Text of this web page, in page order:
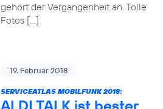
gehört der Vergangenheit an. Tolle
Fotos […]
19. Februar 2018
SERVICEATLAS MOBILFUNK 2018:
ALDI TALK ist bester